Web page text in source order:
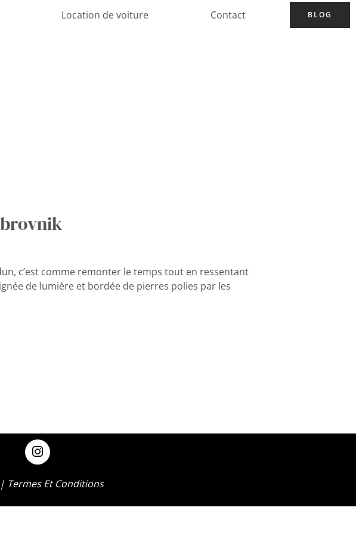
Location de voiture Contact BLOG
c’est comme remonter le temps tout en ressentant
de lumière et bordée de pierres polies par les
I
n
s
t
g
Termes Et Conditions